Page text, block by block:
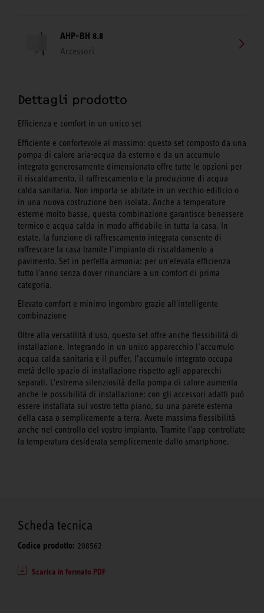
AHP-BH 8.8
Accessori
Dettagli prodotto
Efficienza e comfort in un unico set
Efficiente e confortevole al massimo: questo set composto da una
pompa di calore aria-acqua da esterno e da un accumulo
integrato generosamente dimensionato offre tutte le opzioni per
il riscaldamento, il raffrescamento e la produzione di acqua
calda sanitaria. Non importa se abitate in un vecchio edificio o
in una nuova costruzione ben isolata. Anche a temperature
esterne molto basse, questa combinazione garantisce benessere
termico e acqua calda in modo affidabile in tutta la casa. In
estate, la funzione di raffrescamento integrata consente di
raffrescare la casa tramite l’impianto di riscaldamento a
pavimento. Set in perfetta armonia: per un'elevata efficienza
tutto l'anno senza dover rinunciare a un comfort di prima
categoria.
Elevato comfort e minimo ingombro grazie all'intelligente
combinazione
Oltre alla versatilità d'uso, questo set offre anche flessibilità di
installazione. Integrando in un unico apparecchio l’accumulo
acqua calda sanitaria e il puffer, l’accumulo integrato occupa
metà dello spazio di installazione rispetto agli apparecchi
separati. L'estrema silenziosità della pompa di calore aumenta
anche le possibilità di installazione: con gli accessori adatti può
essere installata sul vostro tetto piano, su una parete esterna
della casa o semplicemente a terra. Avete massima flessibilità
anche nel controllo del vostro impianto. Tramite l'app controllate
la temperatura desiderata semplicemente dallo smartphone.
Scheda tecnica
Codice prodotto: 208562
Scarica in formato PDF